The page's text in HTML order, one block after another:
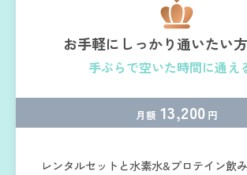
お手軽にしっかり通いたい
手ぶらで空いた時間に通え
月額 13,200 円
レンタルセットと水素水&プロテイン飲